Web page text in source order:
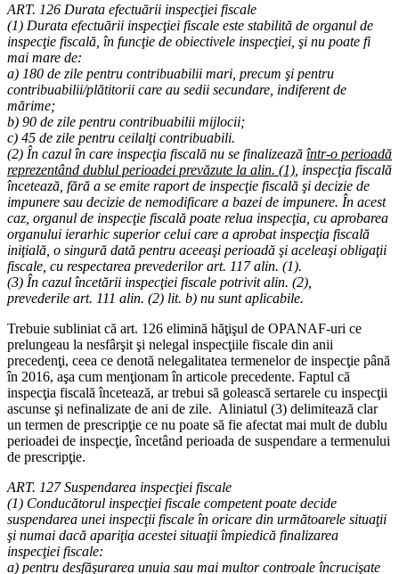
ART. 126 Durata efectuării inspecţiei fiscale
(1) Durata efectuării inspecţiei fiscale este stabilită de organul de
inspecţie fiscală, în funcţie de obiectivele inspecţiei, şi nu poate fi
mai mare de:
a) 180 de zile pentru contribuabilii mari, precum şi pentru
contribuabilii/plătitorii care au sedii secundare, indiferent de
mărime;
b) 90 de zile pentru contribuabilii mijlocii;
c) 45 de zile pentru ceilalţi contribuabili.
(2) În cazul în care inspecţia fiscală nu se finalizează într-o perioadă
reprezentând dublul perioadei prevăzute la alin. (1) , inspecţia fiscală
încetează, fără a se emite raport de inspecţie fiscală şi decizie de
impunere sau decizie de nemodificare a bazei de impunere. În acest
caz, organul de inspecţie fiscală poate relua inspecţia, cu aprobarea
organului ierarhic superior celui care a aprobat inspecţia fiscală
iniţială, o singură dată pentru aceeaşi perioadă şi aceleaşi obligaţii
fiscale, cu respectarea prevederilorart. 117alin. (1).
(3) În cazul încetării inspecţiei fiscale potrivit alin. (2),
prevederile art. 111 alin. (2) lit. b) nu sunt aplicabile.
Trebuie subliniat că art. 126 elimină hăţişul de OPANAF-uri ce
prelungeau la nesfârşit şi nelegal inspecţiile fiscale din anii
precedenţi, ceea ce denotă nelegalitatea termenelor de inspecţie până
în 2016, aşa cum menţionam în articole precedente. Faptul că
inspecţia fiscală încetează, ar trebui să golească sertarele cu inspecţii
ascunse şi nefinalizate de ani de zile. Aliniatul (3) delimitează clar
un termen de prescripţie ce nu poate să fie afectat mai mult de dublu
perioadei de inspecţie, încetând perioada de suspendare a termenului
de prescripţie.
ART. 127 Suspendarea inspecţiei fiscale
(1) Conducătorul inspecţiei fiscale competent poate decide
suspendarea unei inspecţii fiscale în oricare din următoarele situaţii
şi numai dacă apariţia acestei situaţii împiedică finalizarea
inspecţiei fiscale:
a) pentru desfăşurarea unuia sau mai multor controale încrucişate